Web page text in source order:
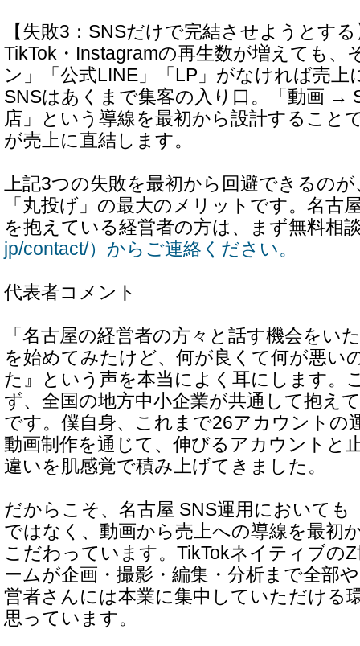
【失敗3：SNSだけで完結させようとする
TikTok・Instagramの再生数が増えても、
ン」「公式LINE」「LP」がなければ売上
SNSはあくまで集客の入り口。「動画
店」という導線を最初から設計すること
が売上に直結します。
上記3つの失敗を最初から回避できるの
「丸投げ」の最大のメリットです。名古
を抱えている経営者の方は、まず無料相
jp/contact/）からご連絡ください。
代表者コメント
「名古屋の経営者の方々と話す機会をい
を始めてみたけど、何が良くて何が悪い
た』という声を本当によく耳にします。
ず、全国の地方中小企業が共通して抱え
です。僕自身、これまで26アカウントの
動画制作を通じて、伸びるアカウントと
違いを肌感覚で積み上げてきました。
だからこそ、名古屋 SNS運用においても
ではなく、動画から売上への導線を最初
こだわっています。TikTokネイティブの
ームが企画・撮影・編集・分析まで全部
営者さんには本業に集中していただける
思っています。